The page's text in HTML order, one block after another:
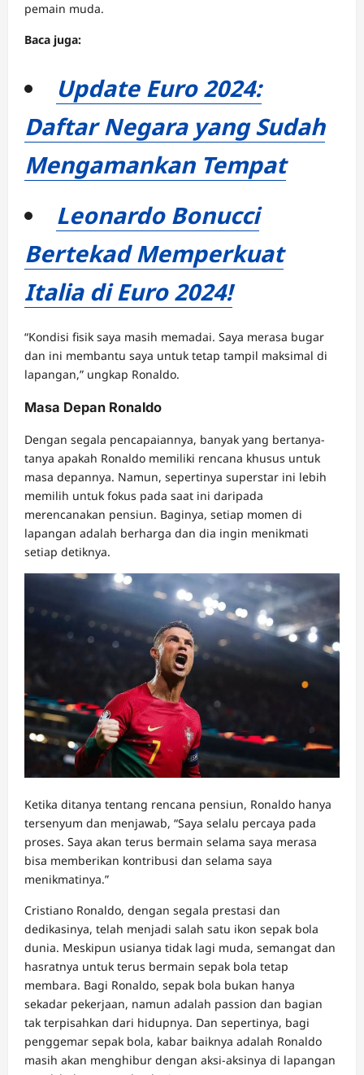
pemain muda.
Baca juga:
Update Euro 2024:
Daftar Negara yang Sudah
Mengamankan Tempat
Leonardo Bonucci
Bertekad Memperkuat
Italia di Euro 2024!
“Kondisi fisik saya masih memadai. Saya merasa bugar
dan ini membantu saya untuk tetap tampil maksimal di
lapangan,” ungkap Ronaldo.
Masa Depan Ronaldo
Dengan segala pencapaiannya, banyak yang bertanya-
tanya apakah Ronaldo memiliki rencana khusus untuk
masa depannya. Namun, sepertinya superstar ini lebih
memilih untuk fokus pada saat ini daripada
merencanakan pensiun. Baginya, setiap momen di
lapangan adalah berharga dan dia ingin menikmati
setiap detiknya.
Ketika ditanya tentang rencana pensiun, Ronaldo hanya
tersenyum dan menjawab, “Saya selalu percaya pada
proses. Saya akan terus bermain selama saya merasa
bisa memberikan kontribusi dan selama saya
menikmatinya.”
Cristiano Ronaldo, dengan segala prestasi dan
dedikasinya, telah menjadi salah satu ikon sepak bola
dunia. Meskipun usianya tidak lagi muda, semangat dan
hasratnya untuk terus bermain sepak bola tetap
membara. Bagi Ronaldo, sepak bola bukan hanya
sekadar pekerjaan, namun adalah passion dan bagian
tak terpisahkan dari hidupnya. Dan sepertinya, bagi
penggemar sepak bola, kabar baiknya adalah Ronaldo
masih akan menghibur dengan aksi-aksinya di lapangan